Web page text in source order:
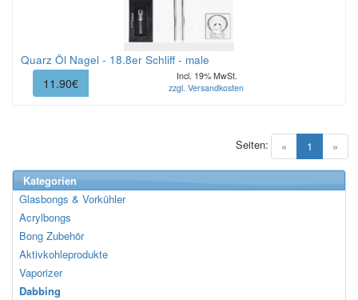
Quarz Öl Nagel - 18.8er Schliff - male
11.90€
Incl. 19% MwSt.
zzgl. Versandkosten
« 1 (current)
»
Seiten:
Kategorien
Glasbongs & Vorkühler
Acrylbongs
Bong Zubehör
Aktivkohleprodukte
Vaporizer
Dabbing